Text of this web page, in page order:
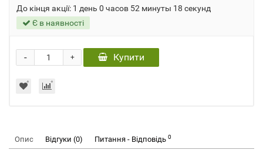
До кінця акції: 1 день 0 часов 52 минуты 18 секунд
Є в наявності
+
- Купити
Опис Відгуки (0) Питання - Відповідь 0